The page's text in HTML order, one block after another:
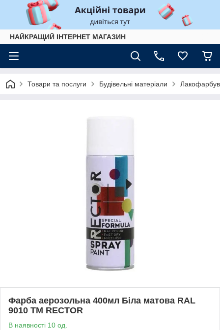
НАЙКРАЩИЙ ІНТЕРНЕТ МАГАЗИН
Товари та послуги Будівельні матеріали
Фарба аерозольна 400мл Біла матова RAL
9010 ТМ RECTOR
В наявності 10 од.